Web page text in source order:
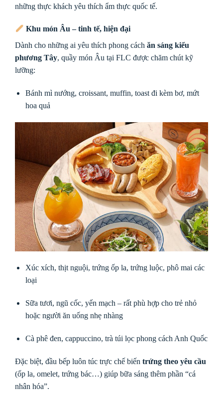
những thực khách yêu thích ẩm thực quốc tế.
Khu món Âu – tinh tế, hiện đại
Dành cho những ai yêu thích phong cách ăn sáng kiểu
phương Tây, quầy món Âu tại FLC được chăm chút kỹ
lưỡng:
Bánh mì nướng, croissant, muffin, toast đi kèm bơ, mứt
hoa quả
Xúc xích, thịt nguội, trứng ốp la, trứng luộc, phô mai các
loại
Sữa tươi, ngũ cốc, yến mạch – rất phù hợp cho trẻ nhỏ
hoặc người ăn uống nhẹ nhàng
Cà phê đen, cappuccino, trà túi lọc phong cách Anh Quốc
Đặc biệt, đầu bếp luôn túc trực chế biến trứng theo yêu cầu
(ốp la, omelet, trứng bác…) giúp bữa sáng thêm phần “cá
nhân hóa”.